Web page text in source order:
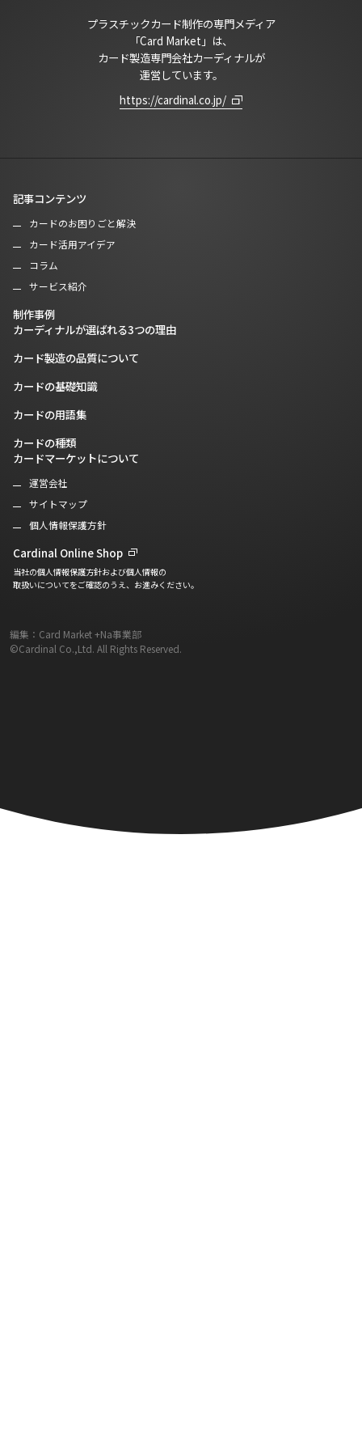
プラスチックカード制作の専門メディア
「Card Market」は、
カード製造専門会社カーディナルが
運営しています。
https://cardinal.co.jp/
記事コンテンツ
カードのお困りごと解決
カード活用アイデア
コラム
サービス紹介
制作事例
カーディナルが選ばれる3つの理由
カード製造の品質について
カードの基礎知識
カードの用語集
カードの種類
カードマーケットについて
運営会社
サイトマップ
個人情報保護方針
Cardinal Online Shop
当社の個人情報保護方針および個人情報の
取扱いについてをご確認のうえ、お進みください。
編集：Card Market +Na事業部
©Cardinal Co.,Ltd. All Rights Reserved.